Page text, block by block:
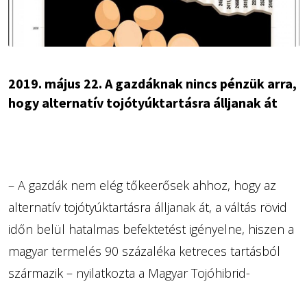
2019. május 22. A gazdáknak nincs pénzük arra,
hogy alternatív tojótyúktartásra álljanak át
– A gazdák nem elég tőkeerősek ahhoz, hogy az
alternatív tojótyúktartásra álljanak át, a váltás rövid
időn belül hatalmas befektetést igényelne, hiszen a
magyar termelés 90 százaléka ketreces tartásból
származik – nyilatkozta a Magyar Tojóhibrid-